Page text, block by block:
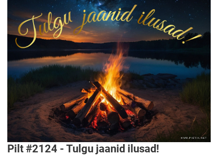
Pilt #2124 - Tulgu jaanid ilusad!